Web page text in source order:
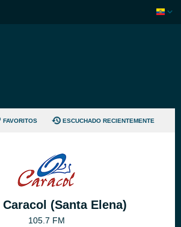
FAVORITOS ESCUCHADO RECIENTEMENTE
Caracol (Santa Elena)
105.7 FM